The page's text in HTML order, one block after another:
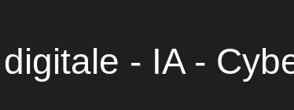
- IA -